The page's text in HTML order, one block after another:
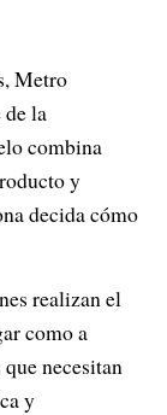
Metro
de la
combina
y
decida cómo
realizan el
como a
necesitan
y